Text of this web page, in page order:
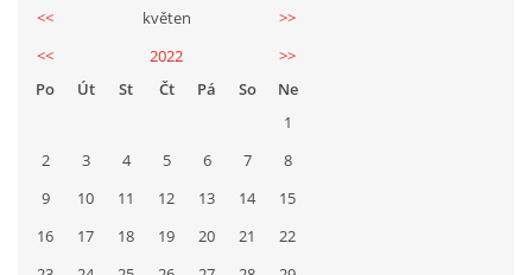
<< květen
>>
<<
2022
>>
Po
Út St Čt Pá So
Ne
1
2
3 4 5 6 7
8
9
10 11 12 13 14
15
16
17 18 19 20 21
22